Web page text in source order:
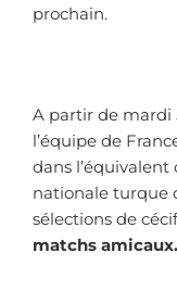
prochain.
A partir de mardi
l’équipe de
dans l’équivalent
nationale turque
sélections de
matchs amicaux.